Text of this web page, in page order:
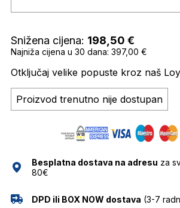
Snižena cijena: 198,50 €
Najniža cijena u 30 dana: 397,00 €
Otključaj velike popuste kroz naš
Proizvod trenutno nije dostupan
Besplatna dostava na adresu za
80€
DPD ili BOX NOW dostava (3-7